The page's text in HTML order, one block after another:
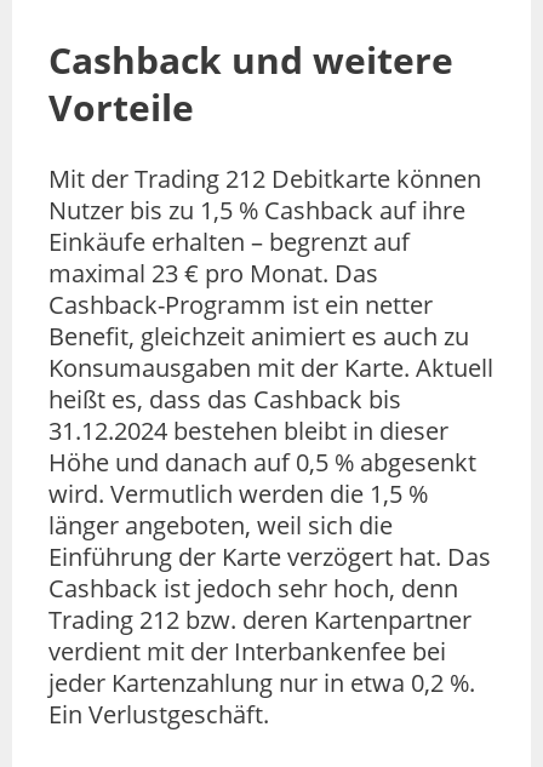
Cashback und weitere
Vorteile
Mit der Trading 212 Debitkarte können
Nutzer bis zu 1,5 % Cashback auf ihre
Einkäufe erhalten – begrenzt auf
maximal 23 € pro Monat. Das
Cashback-Programm ist ein netter
Benefit, gleichzeit animiert es auch zu
Konsumausgaben mit der Karte. Aktuell
heißt es, dass das Cashback bis
31.12.2024 bestehen bleibt in dieser
Höhe und danach auf 0,5 % abgesenkt
wird. Vermutlich werden die 1,5 %
länger angeboten, weil sich die
Einführung der Karte verzögert hat. Das
Cashback ist jedoch sehr hoch, denn
Trading 212 bzw. deren Kartenpartner
verdient mit der Interbankenfee bei
jeder Kartenzahlung nur in etwa 0,2 %.
Ein Verlustgeschäft.